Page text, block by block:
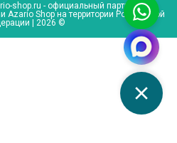
shop.ru - официальный партнер
Azario Shop на территории Российской
| 2026 ©